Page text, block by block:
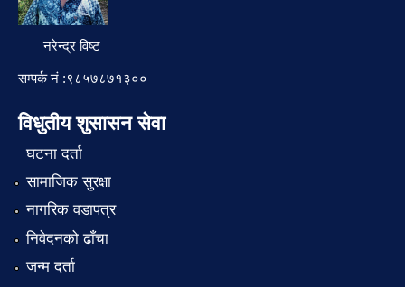
नरेन्द्र विष्ट
सम्पर्क नं :९८५७८७१३००
विधुतीय शुसासन सेवा
घटना दर्ता
सामाजिक सुरक्षा
नागरिक वडापत्र
निवेदनको ढाँचा
जन्म दर्ता